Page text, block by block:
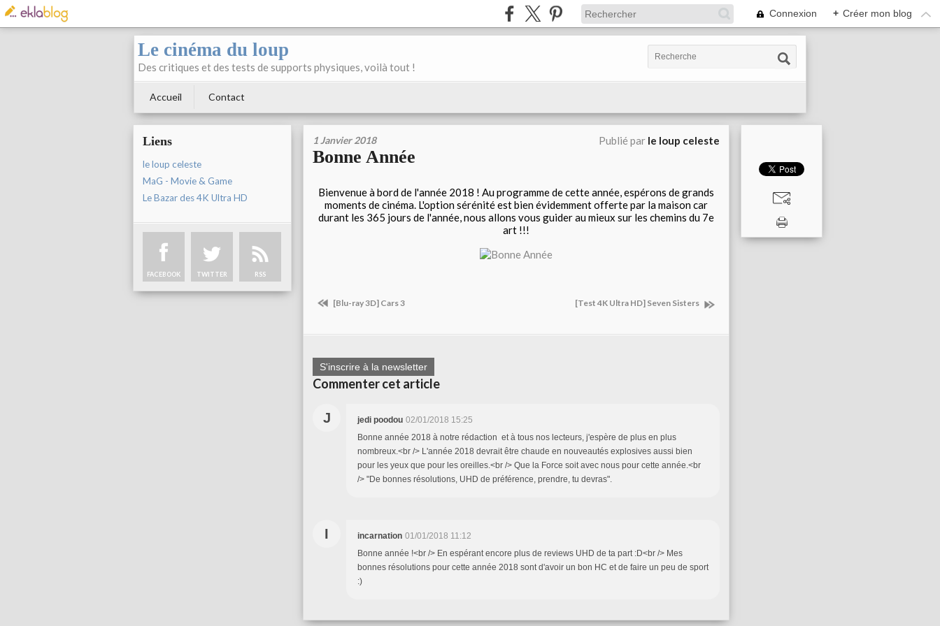
Connexion + Créer mon blog
Le cinéma du loup
Des critiques et des tests de supports physiques, voilà tout !
Accueil Contact
Liens
le loup celeste
MaG - Movie & Game
Le Bazar des 4K Ultra HD
FACEBOOK TWITTER RSS
1 Janvier 2018 Publié par le loup celeste
Bonne Année
Bienvenue à bord de l'année 2018 ! Au programme de cette année, espérons de grands
moments de cinéma. L'option sérénité est bien évidemment offerte par la maison car
durant les 365 jours de l'année, nous allons vous guider au mieux sur les chemins du 7e
art !!!
[Blu-ray 3D] Cars 3 [Test 4K Ultra HD] Seven Sisters
S'inscrire à la newsletter
Commenter cet article
J jedi poodou 02/01/2018 15:25
Bonne année 2018 à notre rédaction et à tous nos lecteurs, j'espère de plus en plus
nombreux.<br /> L'année 2018 devrait être chaude en nouveautés explosives aussi bien
pour les yeux que pour les oreilles.<br /> Que la Force soit avec nous pour cette année.<br
/> "De bonnes résolutions, UHD de préférence, prendre, tu devras".
I incarnation 01/01/2018 11:12
Bonne année !<br /> En espérant encore plus de reviews UHD de ta part :D<br /> Mes
bonnes résolutions pour cette année 2018 sont d'avoir un bon HC et de faire un peu de sport
:)